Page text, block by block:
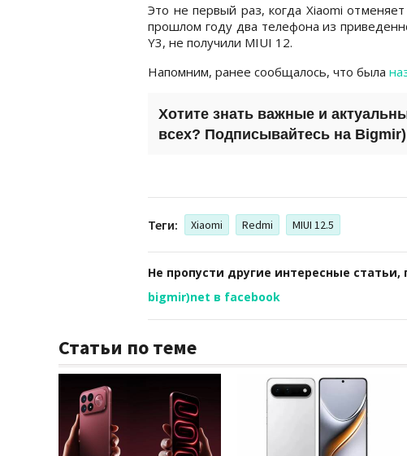
Это не первый раз, когда Xiaomi
прошлом году два телефона из
Y3, не получили MIUI 12.
Напомним, ранее сообщалось, что была
Хотите знать важные и
всех? Подписывайтесь на
Теги: Xiaomi Redmi MIUI 12.5
Не пропусти другие интересные
bigmir)net в facebook
Статьи по теме